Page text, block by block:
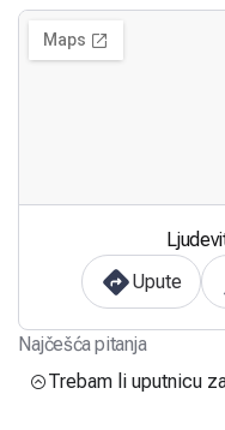
Upute
Najčešća pitanja
Trebam li uputnicu